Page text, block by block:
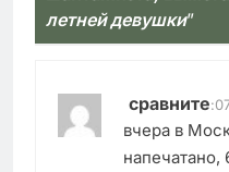
летней девушки”
сравните:
вчера в
напечатано,